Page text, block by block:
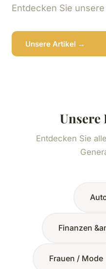
Entdecken Sie
Unsere Artikel →
Unsere
Entdecken Sie
Finanzen
Frauen / Mode